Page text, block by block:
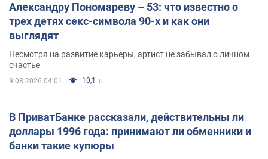
Александру Пономареву – 53: что известно о
трех детях секс-символа 90-х и как они
выглядят
Несмотря на развитие карьеры, артист не забывал о личном
счастье
9.08.2026 04:01 10,1 т.
В ПриватБанке рассказали, действительны ли
доллары 1996 года: принимают ли обменники и
банки такие купюры